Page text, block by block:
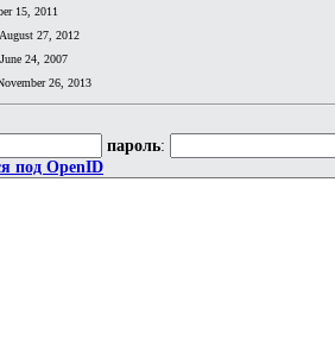
15, 2011
August 27, 2012
June 24, 2007
26, 2013
пароль:
под OpenID